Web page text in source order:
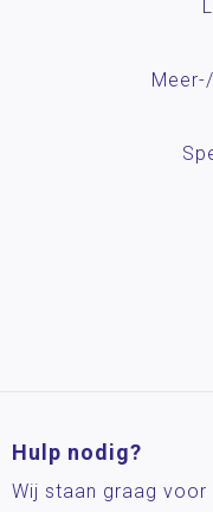
Hulp nodig?
Wij staan graag voor